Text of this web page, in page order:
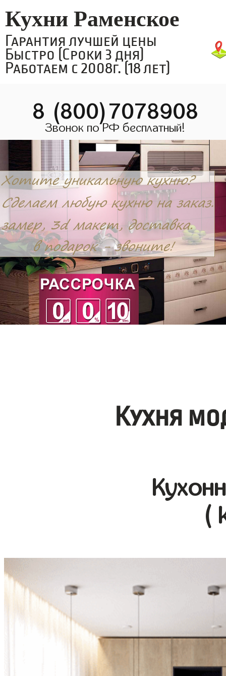
Кухни Раменское
Гарантия лучшей цены
Быстро (Сроки 3 дня)
Работаем с 2008г. (18 лет)
8 (800)7078908
Звонок по РФ бесплатный!
Кухня
(